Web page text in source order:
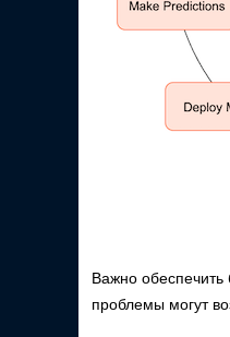
Важно обеспечить
проблемы могут